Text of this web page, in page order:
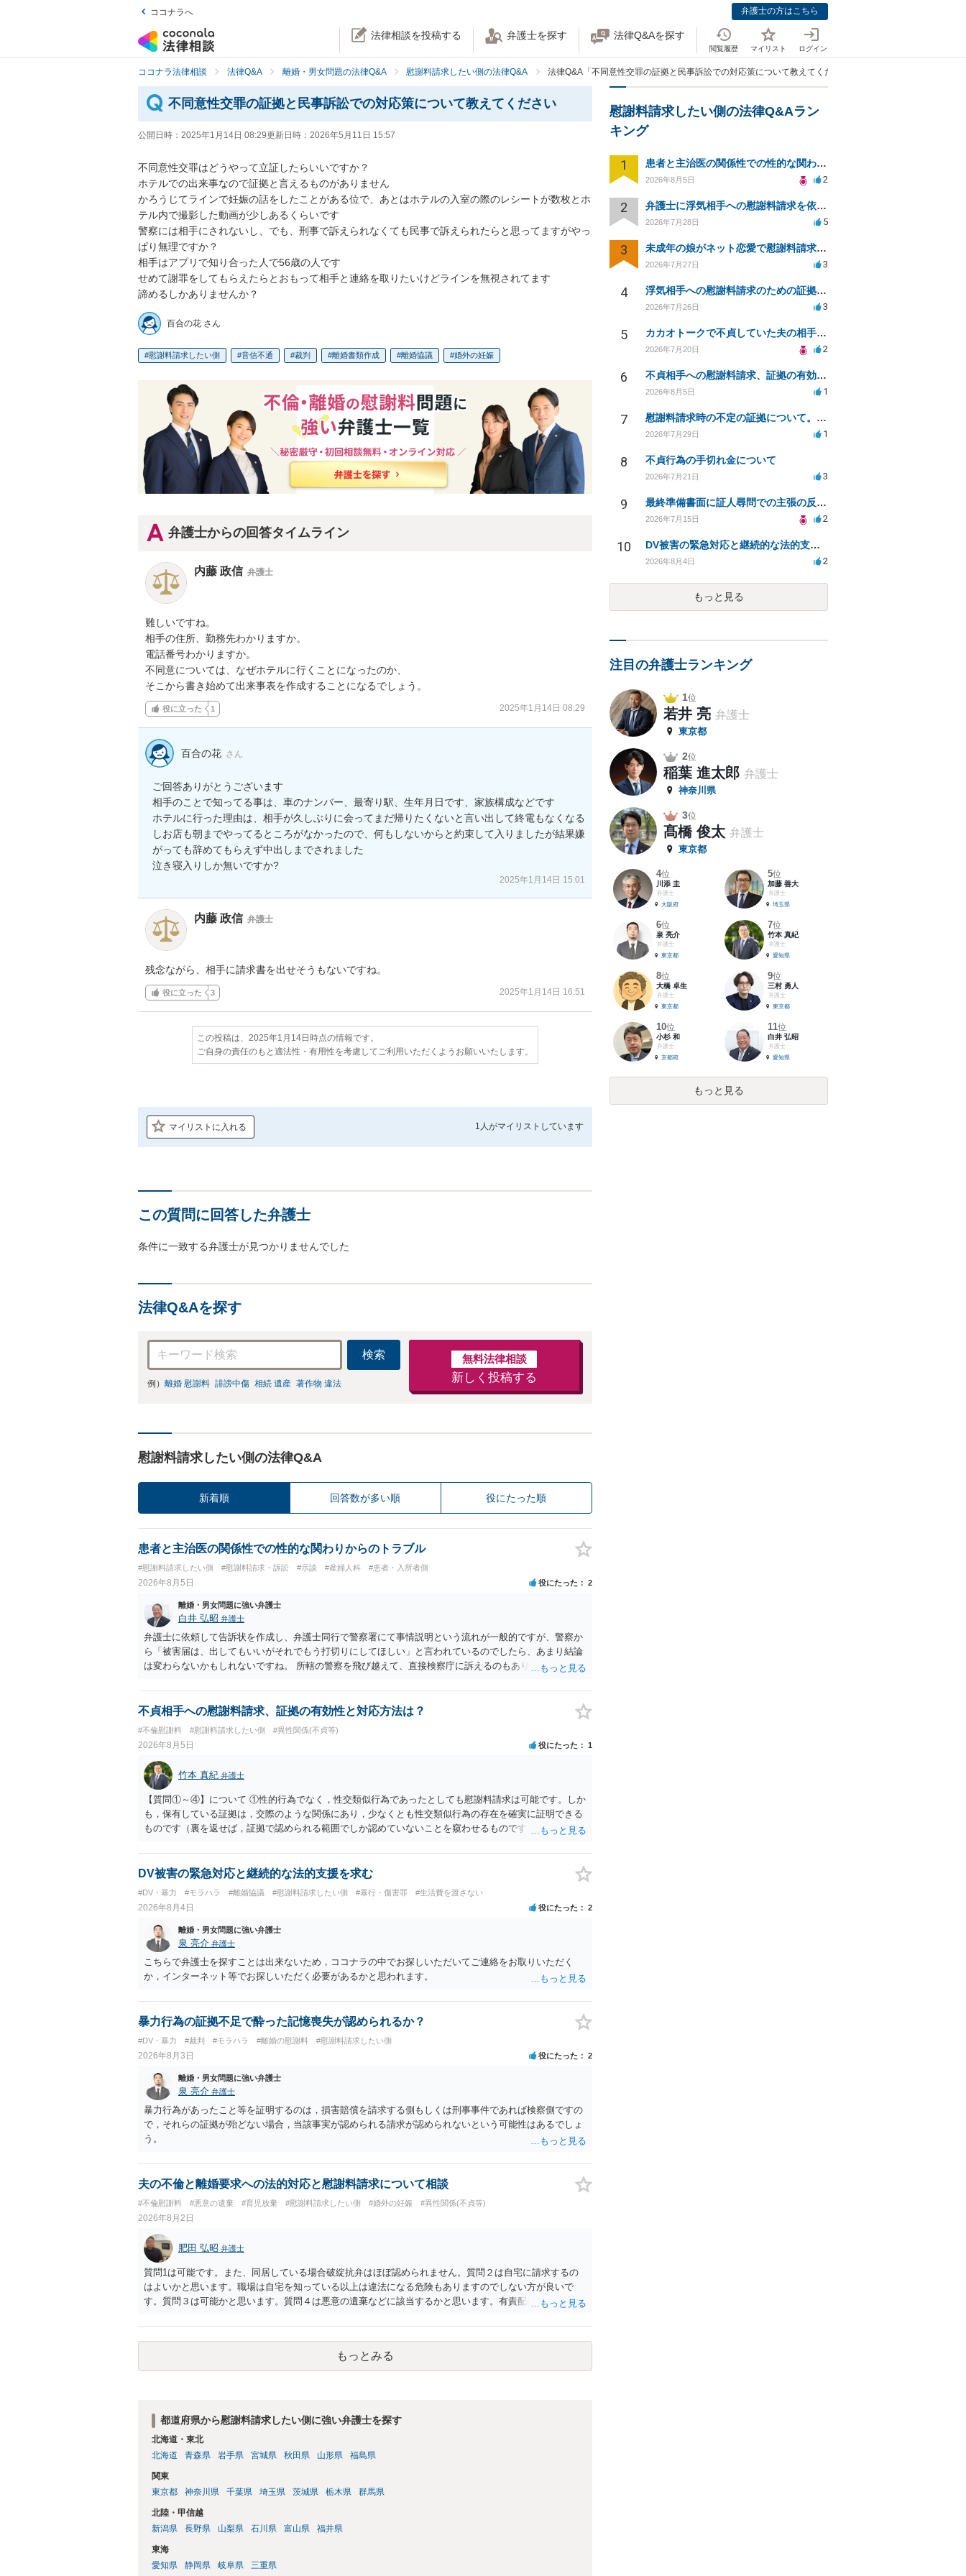
ココナラへ 弁護士の方はこちら
法律相談を投稿する 弁護士を探す 法律Q&Aを探す
閲覧履歴 マイリスト ログイン
ココナラ法律相談 法律Q&A 離婚・男女問題の法律Q&A 慰謝料請求したい側の法律Q&A 法律Q&A「不同意性交罪の証拠と民事訴訟での対応策について教えてください」
不同意性交罪の証拠と民事訴訟での対応策について教えてください
公開日時： 2025年1月14日 08:29更新日時： 2026年5月11日 15:57
不同意性交罪はどうやって立証したらいいですか？
ホテルでの出来事なので証拠と言えるものがありません
かろうじてラインで妊娠の話をしたことがある位で、あとはホテルの入室の際のレシートが数枚とホ
テル内で撮影した動画が少しあるくらいです
警察には相手にされないし、でも、刑事で訴えられなくても民事で訴えられたらと思ってますがやっ
ぱり無理ですか？
相手はアプリで知り合った人で56歳の人です
せめて謝罪をしてもらえたらとおもって相手と連絡を取りたいけどラインを無視されてます
諦めるしかありませんか？
百合の花 さん
慰謝料請求したい側 音信不通 裁判 離婚書類作成 離婚協議 婚外の妊娠
弁護士からの回答タイムライン
内藤 政信 弁護士
難しいですね。
相手の住所、勤務先わかりますか。
電話番号わかりますか。
不同意については、なぜホテルに行くことになったのか、
そこから書き始めて出来事表を作成することになるでしょう。
役に立った 1 2025年1月14日 08:29
百合の花 さん
ご回答ありがとうございます
相手のことで知ってる事は、車のナンバー、最寄り駅、生年月日です、家族構成などです
ホテルに行った理由は、相手が久しぶりに会ってまだ帰りたくないと言い出して終電もなくなる
しお店も朝までやってるところがなかったので、何もしないからと約束して入りましたが結果嫌
がっても辞めてもらえず中出しまでされました
泣き寝入りしか無いですか?
2025年1月14日 15:01
内藤 政信 弁護士
残念ながら、相手に請求書を出せそうもないですね。
役に立った 3 2025年1月14日 16:51
この投稿は、2025年1月14日時点の情報です。
ご自身の責任のもと適法性・有用性を考慮してご利用いただくようお願いいたします。
マイリストに入れる 1人がマイリストしています
この質問に回答した弁護士
条件に一致する弁護士が見つかりませんでした
法律Q&Aを探す
検索
例） 離婚 慰謝料 誹謗中傷 相続 遺産 著作物 違法
無料法律相談
新しく投稿する
慰謝料請求したい側の法律Q&A
新着順 回答数が多い順 役にたった順
患者と主治医の関係性での性的な関わりからのトラブル
#慰謝料請求したい側 #慰謝料請求・訴訟 #示談 #産婦人科 #患者・入所者側
2026年8月5日 役にたった 2
離婚・男女問題に強い弁護士
白井 弘昭 弁護士
弁護士に依頼して告訴状を作成し、弁護士同行で警察署にて事情説明という流れが一般的ですが、警察か
ら「被害届は、出してもいいがそれでもう打切りにしてほしい」と言われているのでしたら、あまり結論
は変わらないかもしれないですね。 所轄の警察を飛び越えて、直接検察庁に訴えるのもありかもしれない
す。 一度、最寄りの「刑事に強い」とうたっている弁護士に相談してみてはいかがでしょうか。 以上、
ご参考まで。
不貞相手への慰謝料請求、証拠の有効性と対応方法は？
#不倫慰謝料 #慰謝料請求したい側 #異性関係(不貞等)
2026年8月5日 役にたった 1
竹本 真紀 弁護士
【質問①～④】について ①性的行為でなく，性交類似行為であったとしても慰謝料請求は可能です。しか
も，保有している証拠は，交際のような関係にあり，少なくとも性交類似行為の存在を確実に証明できる
ものです（裏を返せば，証拠で認められる範囲でしか認めていないことを窺わせるものです。）。ですか
して，この点を考慮されることになるかもしれません。 ②夫との今後のことを考えて書いてもらうか否か
を検討するのがよいと思います。今ある証拠以上のことを証明（証明力を強めることも含む）できるので
とが前提であり，その価値と夫との関係との均衡のように思います。 ③行政書士に委任をしているのであ
れば，どのような内容の委任なのか不明ですが，その行政書士との協議になると思います。請求するか，
訴訟にするか，その点の見極めや，相手方は性交類似行為は認めているのか，それさえも否定しているの
かによって，考え方・進め方は変わってくると思います。 ④性交類似行為を認めているにもかかわらず支
払を拒否するのであれば，本人（行政書士でも同じだと思います。）への対応ではあまり変わらないよう
に思います。減額で折り合えるなら本人様の交渉でもよいように思いますが，ゼロかどうかの観点であれ
ば，訴訟に進むしかなくなるようにも思います。そうしますと，お近くの弁護士に相談して進めることを
検討した方がよいようにも思います。
DV被害の緊急対応と継続的な法的支援を求む
#DV・暴力 #モラハラ #離婚協議 #慰謝料請求したい側 #暴行・傷害罪 #生活費を渡さない
2026年8月4日 役にたった 2
離婚・男女問題に強い弁護士
泉 亮介 弁護士
こちらで弁護士を探すことは出来ないため，ココナラの中でお探しいただいてご連絡をお取りいただく
か，インターネット等でお探しいただく必要があるかと思われます。
暴力行為の証拠不足で酔った記憶喪失が認められるか？
#DV・暴力 #裁判 #モラハラ #離婚の慰謝料 #慰謝料請求したい側
2026年8月3日 役にたった 2
離婚・男女問題に強い弁護士
泉 亮介 弁護士
暴力行為があったこと等を証明するのは，損害賠償を請求する側もしくは刑事事件であれば検察側ですの
で，それらの証拠が殆どない場合，当該事実が認められる請求が認められないという可能性はあるでしょ
う。
夫の不倫と離婚要求への法的対応と慰謝料請求について相談
#不倫慰謝料 #悪意の遺棄 #育児放棄 #慰謝料請求したい側 #婚外の妊娠 #異性関係(不貞等)
2026年8月2日
肥田 弘昭 弁護士
質問1は可能です。また、同居している場合破綻抗弁はほぼ認められません。質問２は自宅に請求するの
はよいかと思います。職場は自宅を知っている以上は違法になる危険もありますのでしない方が良いで
す。質問３は可能かと思います。質問４は悪意の遺棄などに該当するかと思います。有責配偶者ですので
い、相続権が発生します。合意があれば法的に可能ですが法律で強制することはできません。質問６は可
能です。質問７は不貞行為の写真データ（ハメ撮り）、第三者撮影の腕組み写真、夫の自白録音まである
のであれば十分かと思います。ご参考にしてください。
もっとみる
都道府県から慰謝料請求したい側に強い弁護士を探す
北海道・東北
北海道
青森県 岩手県 宮城県 秋田県 山形県 福島県
関東
東京都
神奈川県 千葉県 埼玉県 茨城県 栃木県 群馬県
北陸・甲信越
新潟県
長野県 山梨県 石川県 富山県 福井県
東海
愛知県
静岡県 岐阜県 三重県
慰謝料請求したい側の法律Q&Aラン
キング
1 患者と主治医の関係性での性的な関わりからのトラブル
2026年8月5日 2
2 弁護士に浮気相手への慰謝料請求を依頼する費用相場は？
2026年7月28日 5
3 未成年の娘がネット恋愛で慰謝料請求を受けた場合の対処法は？
2026年7月27日 3
4 浮気相手への慰謝料請求のための証拠集めと探偵選び
2026年7月26日 3
5 カカオトークで不貞していた夫の相手を特定したい
2026年7月20日 2
6 不貞相手への慰謝料請求、証拠の有効性と対応方法は？
2026年8月5日 1
7 慰謝料請求時の不定の証拠について。効力があるのか知りたい。
2026年7月29日 1
8 不貞行為の手切れ金について
2026年7月21日 3
9 最終準備書面に証人尋問での主張の反論を加えて良いか
2026年7月15日 2
10 DV被害の緊急対応と継続的な法的支援を求む
2026年8月4日 2
もっと見る
注目の弁護士ランキング
1位
若井 亮 弁護士
東京都
2位
稲葉 進太郎 弁護士
神奈川県
3位
髙橋 俊太 弁護士
東京都
4位
川添 圭
弁護士
大阪府
5位
加藤 善大
弁護士
埼玉県
6位
泉 亮介
弁護士
東京都
7位
竹本 真紀
弁護士
愛知県
8位
大橋 卓生
弁護士
東京都
9位
三村 勇人
弁護士
東京都
10位
小杉 和
弁護士
京都府
11位
白井 弘昭
弁護士
愛知県
もっと見る